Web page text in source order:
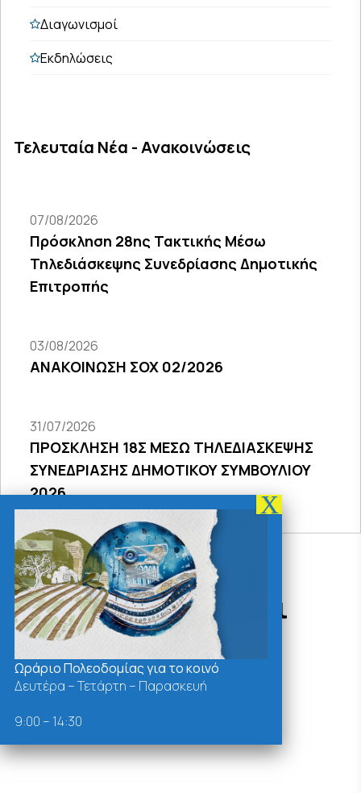
Διαγωνισμοί
Εκδηλώσεις
Τελευταία Νέα - Ανακοινώσεις
07/08/2026
Πρόσκληση 28ης Τακτικής Μέσω
Τηλεδιάσκεψης Συνεδρίασης Δημοτικής
Επιτροπής
03/08/2026
ΑΝΑΚΟΙΝΩΣΗ ΣΟΧ 02/2026
31/07/2026
ΠΡΟΣΚΛΗΣΗ 18Σ ΜΕΣΩ ΤΗΛΕΔΙΑΣΚΕΨΗΣ
ΣΥΝΕΔΡΙΑΣΗΣ ΔΗΜΟΤΙΚΟΥ ΣΥΜΒΟΥΛΙΟΥ
2026
Δράσεις - Χρήσιμοι
Σύνδεσμοι
Ωράριο Πολεοδομίας για το κοινό
Δευτέρα – Τετάρτη – Παρασκευή
9:00 – 14:30